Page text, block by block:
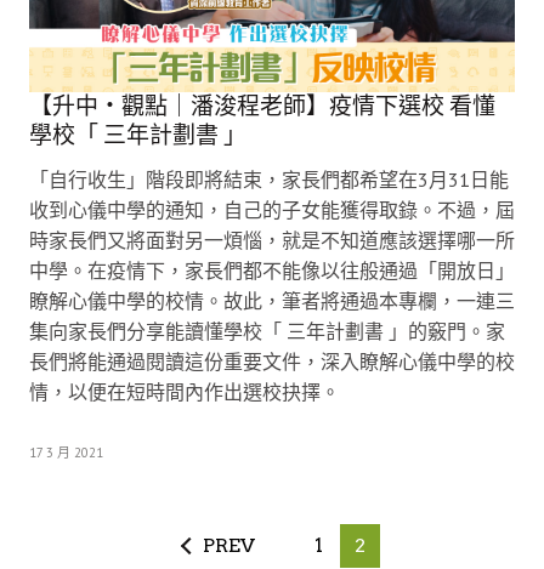
【升中・觀點｜潘浚程老師】疫情下選校 看懂
學校「 三年計劃書 」
「自行收生」階段即將結束，家長們都希望在3月31日能
收到心儀中學的通知，自己的子女能獲得取錄。不過，屆
時家長們又將面對另一煩惱，就是不知道應該選擇哪一所
中學。在疫情下，家長們都不能像以往般通過「開放日」
瞭解心儀中學的校情。故此，筆者將通過本專欄，一連三
集向家長們分享能讀懂學校「 三年計劃書 」的竅門。家
長們將能通過閱讀這份重要文件，深入瞭解心儀中學的校
情，以便在短時間內作出選校抉擇。
17 3 月 2021
PREV 1 2